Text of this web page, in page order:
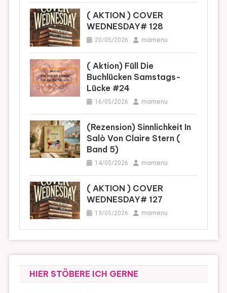
( AKTION ) COVER
WEDNESDAY# 128
20/05/2026 mamenu
( Aktion) Füll Die
Buchlücken Samstags-
Lücke #24
16/05/2026 mamenu
(Rezension) Sinnlichkeit In
Salò Von Claire Stern (
Band 5)
14/05/2026 mamenu
( AKTION ) COVER
WEDNESDAY# 127
13/05/2026 mamenu
HIER STÖBERE ICH GERNE